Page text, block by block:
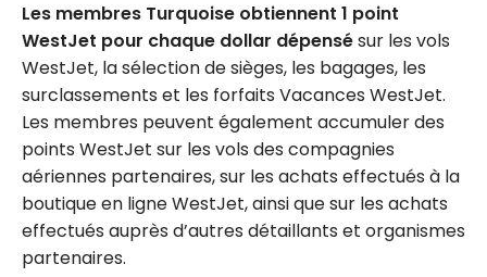
Les membres Turquoise obtiennent 1 point
WestJet pour chaque dollar dépensésur les vols
WestJet, la sélection de sièges, les bagages, les
surclassements et les forfaits Vacances WestJet.
Les membres peuvent également accumuler des
points WestJet sur les vols des compagnies
aériennes partenaires, sur les achats effectués à la
boutique en ligne WestJet, ainsi que sur les achats
effectués auprès d’autres détaillants et organismes
partenaires.